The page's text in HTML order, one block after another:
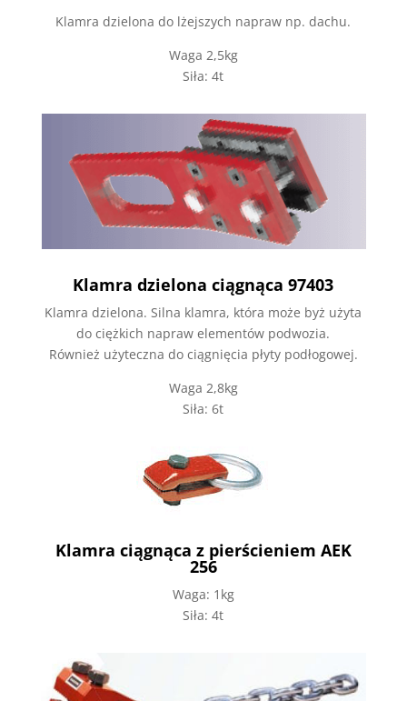
Klamra dzielona do lżejszych napraw np. dachu.
Waga 2,5kg
Siła: 4t
Klamra dzielona ciągnąca 97403
Klamra dzielona. Silna klamra, która może byż użyta
do ciężkich napraw elementów podwozia.
Również użyteczna do ciągnięcia płyty podłogowej.
Waga 2,8kg
Siła: 6t
Klamra ciągnąca z pierścieniem AEK
256
Waga: 1kg
Siła: 4t